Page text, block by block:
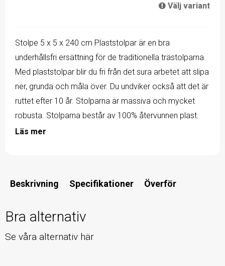
Välj variant
Stolpe 5 x 5 x 240 cm Plaststolpar är en bra
underhållsfri ersättning för de traditionella trästolparna.
Med plaststolpar blir du fri från det sura arbetet att slipa
ner, grunda och måla över. Du undviker också att det är
ruttet efter 10 år. Stolparna är massiva och mycket
robusta. Stolparna består av 100% återvunnen plast.
Läs mer
Beskrivning Specifikationer Överför
Bra alternativ
Se våra alternativ här